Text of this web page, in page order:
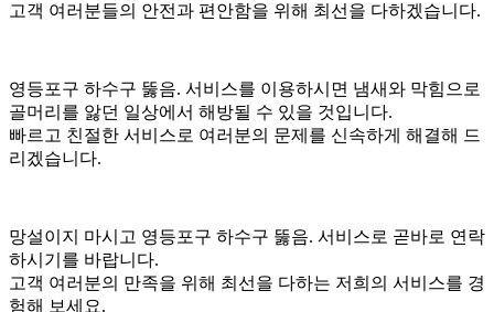
고객 여러분들의 안전과 편안함을 위해 최선을 다하겠습니다.
영등포구 하수구 뚫음. 서비스를 이용하시면 냄새와 막힘으로
골머리를 앓던 일상에서 해방될 수 있을 것입니다.
빠르고 친절한 서비스로 여러분의 문제를 신속하게 해결해 드
리겠습니다.
망설이지 마시고 영등포구 하수구 뚫음. 서비스로 곧바로 연락
하시기를 바랍니다.
고객 여러분의 만족을 위해 최선을 다하는 저희의 서비스를 경
험해 보세요.